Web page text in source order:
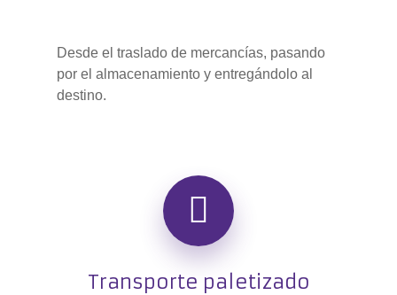
Desde el traslado de mercancías, pasando
por el almacenamiento y entregándolo al
destino.
Transporte paletizado